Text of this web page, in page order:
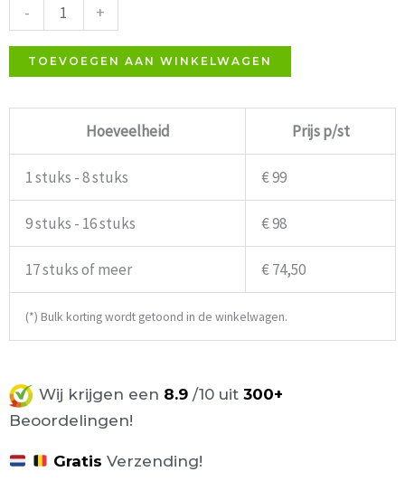
-
Resol
aantal
+
TOEVOEGEN AAN WINKELWAGEN
Hoeveelheid Prijs p/st
1 stuks - 8 stuks € 99
9 stuks - 16 stuks € 98
17 stuks of meer € 74,50
(*) Bulk korting wordt getoond in de winkelwagen.
Wij krijgen een 8.9 /10 uit 300+
Beoordelingen!
Gratis Verzending!